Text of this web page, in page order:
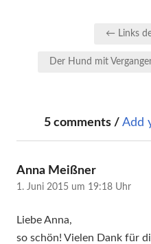
← Links
Der Hund mit
5 comments / Add
Anna Meißner
1. Juni 2015 um 19:18 Uhr
Liebe Anna,
so schön! Vielen Dank für